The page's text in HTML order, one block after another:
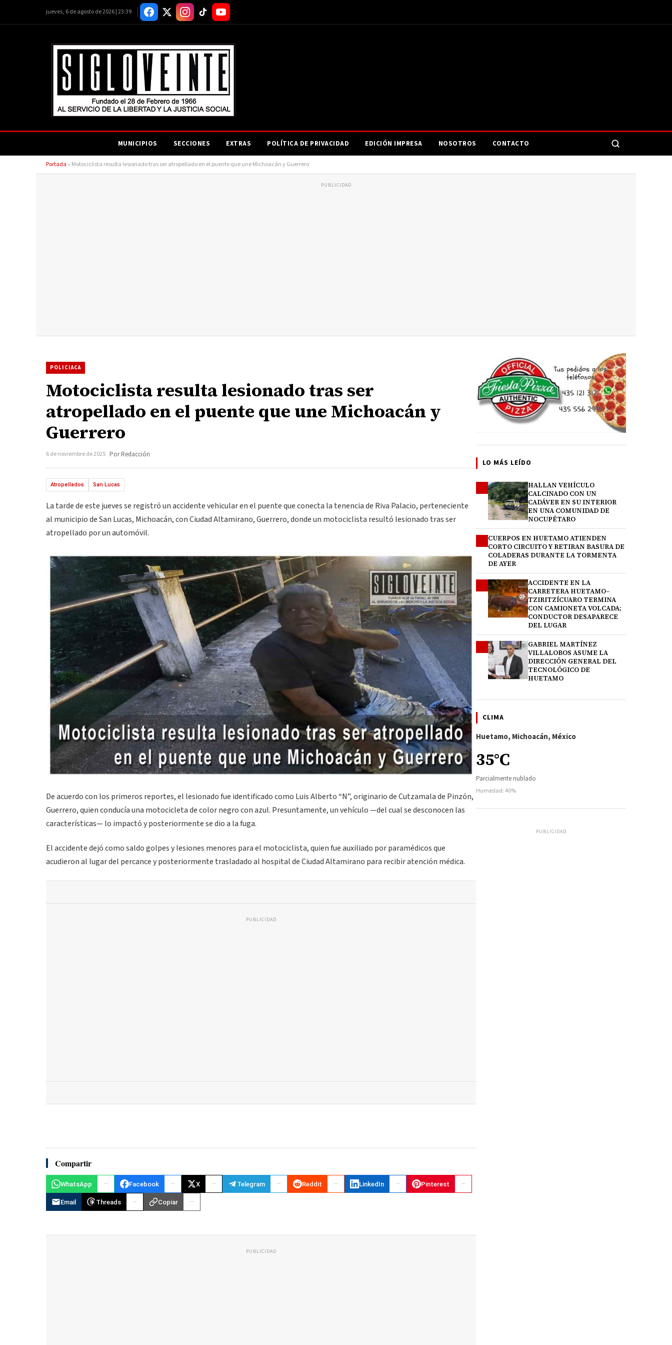
jueves, 6 de agosto de 2026 | 23:39
MUNICIPIOS SECCIONES EXTRAS POLÍTICA DE PRIVACIDAD EDICIÓN IMPRESA NOSOTROS CONTACTO
Portada » Motociclista resulta lesionado tras ser atropellado en el puente que une Michoacán y Guerrero
PUBLICIDAD
POLICIACA
Motociclista resulta lesionado tras ser
atropellado en el puente que une Michoacán y
Guerrero
6 de noviembre de 2025 Por Redacción
Atropellados San Lucas
La tarde de este jueves se registró un accidente vehicular en el puente que conecta la tenencia de Riva Palacio, perteneciente
al municipio de San Lucas, Michoacán, con Ciudad Altamirano, Guerrero, donde un motociclista resultó lesionado tras ser
atropellado por un automóvil.
De acuerdo con los primeros reportes, el lesionado fue identificado como Luis Alberto “N”, originario de Cutzamala de Pinzón,
Guerrero, quien conducía una motocicleta de color negro con azul. Presuntamente, un vehículo —del cual se desconocen las
características— lo impactó y posteriormente se dio a la fuga.
El accidente dejó como saldo golpes y lesiones menores para el motociclista, quien fue auxiliado por paramédicos que
acudieron al lugar del percance y posteriormente trasladado al hospital de Ciudad Altamirano para recibir atención médica.
PUBLICIDAD
Compartir
WhatsApp Facebook X Telegram Reddit LinkedIn Pinterest
Email Threads Copiar
PUBLICIDAD
LO MÁS LEÍDO
HALLAN VEHÍCULO
CALCINADO CON UN
CADÁVER EN SU INTERIOR
EN UNA COMUNIDAD DE
NOCUPÉTARO
CUERPOS EN HUETAMO ATIENDEN
CORTO CIRCUITO Y RETIRAN BASURA DE
COLADERAS DURANTE LA TORMENTA
DE AYER
ACCIDENTE EN LA
CARRETERA HUETAMO–
TZIRITZÍCUARO TERMINA
CON CAMIONETA VOLCADA;
CONDUCTOR DESAPARECE
DEL LUGAR
GABRIEL MARTÍNEZ
VILLALOBOS ASUME LA
DIRECCIÓN GENERAL DEL
TECNOLÓGICO DE
HUETAMO
CLIMA
Huetamo, Michoacán, México
35°C
Parcialmente nublado
Humedad: 40%
PUBLICIDAD